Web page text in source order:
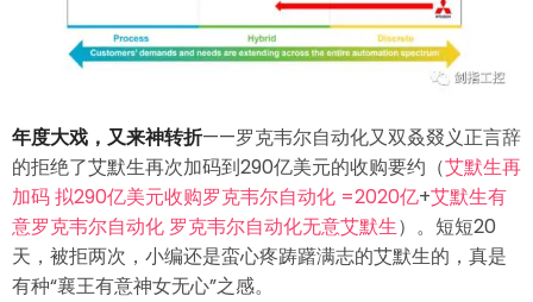
年度大戏，又来神转折——罗克韦尔自动化又双叒叕义正言辞
的拒绝了艾默生再次加码到290亿美元的收购要约（艾默生再
加码 拟290亿美元收购罗克韦尔自动化 =2020亿+艾默生有
意罗克韦尔自动化 罗克韦尔自动化无意艾默生）。短短20
天，被拒两次，小编还是蛮心疼踌躇满志的艾默生的，真是
有种“襄王有意神女无心”之感。